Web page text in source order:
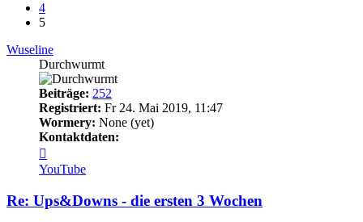
4
5
Wuseline
Durchwurmt
Beiträge: 252
Registriert: Fr 24. Mai 2019, 11:47
Wormery: None (yet)
Kontaktdaten:
von
Wuseline
YouTube
Re: Ups&Downs - die ersten 3 Wochen